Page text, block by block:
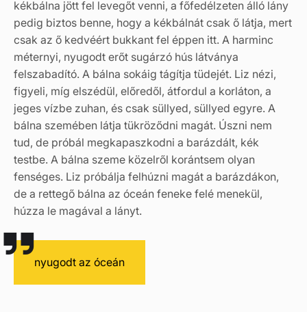
kékbálna jött fel levegőt venni, a főfedélzeten álló lány
pedig biztos benne, hogy a kékbálnát csak ő látja, mert
csak az ő kedvéért bukkant fel éppen itt. A harminc
méternyi, nyugodt erőt sugárzó hús látványa
felszabadító. A bálna sokáig tágítja tüdejét. Liz nézi,
figyeli, míg elszédül, előredől, átfordul a korláton, a
jeges vízbe zuhan, és csak süllyed, süllyed egyre. A
bálna szemében látja tükröződni magát. Úszni nem
tud, de próbál megkapaszkodni a barázdált, kék
testbe. A bálna szeme közelről korántsem olyan
fenséges. Liz próbálja felhúzni magát a barázdákon,
de a rettegő bálna az óceán feneke felé menekül,
húzza le magával a lányt.
nyugodt az óceán